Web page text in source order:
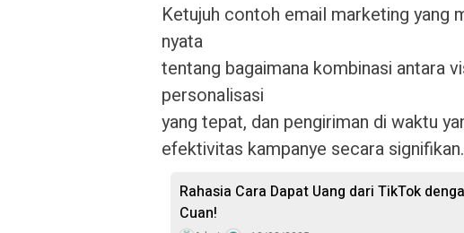
Ketujuh contoh email marketing yang
nyata
tentang bagaimana kombinasi antara
personalisasi
yang tepat, dan pengiriman di waktu
efektivitas kampanye secara signifikan.
Rahasia Cara Dapat Uang dari TikTok
Cuan!